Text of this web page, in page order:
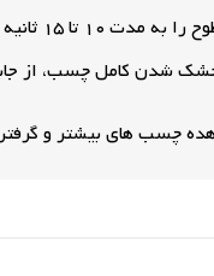
مدت 10 تا 15 ثانیه به یکدیگر فشار دهید.
شدن کامل چسب، از
چسب های بیشتر و